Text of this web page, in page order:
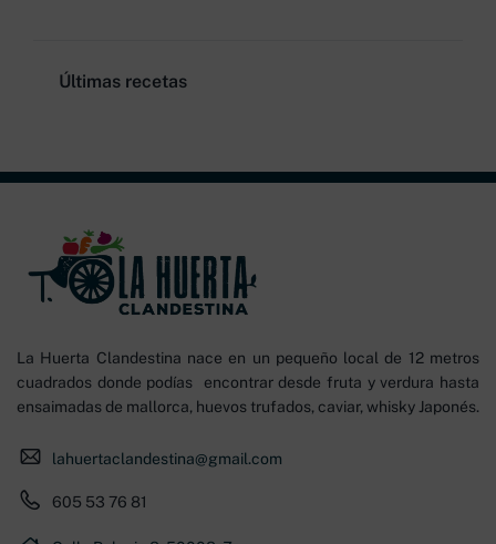
Últimas recetas
La Huerta Clandestina nace en un pequeño local de 12 metros
cuadrados donde podías encontrar desde fruta y verdura hasta
ensaimadas de mallorca, huevos trufados, caviar, whisky Japonés.
lahuertaclandestina@gmail.com
605 53 76 81